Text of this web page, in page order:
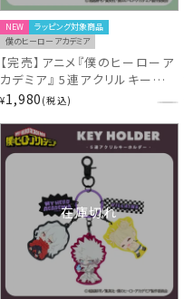
NEW
ラッピング対象商品
僕のヒーローアカデミア
【完売】アニメ『僕のヒーローア
カデミア』 5連アクリルキーホル
ダー ＜ 緑谷出久・爆豪勝己・
¥1,980 税込
在庫切れ